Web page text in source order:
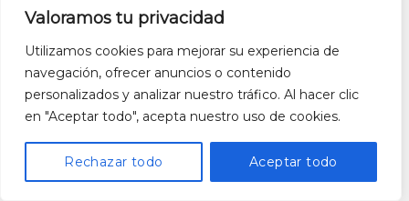
Valoramos tu privacidad
Utilizamos cookies para mejorar su experiencia de
navegación, ofrecer anuncios o contenido
personalizados y analizar nuestro tráfico. Al hacer clic
en "Aceptar todo", acepta nuestro uso de cookies.
Rechazar todo Aceptar todo
Copyright 2026 © UX Themes